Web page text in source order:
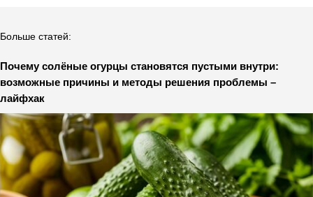
Больше статей:
Почему солёные огурцы становятся пустыми внутри:
возможные причины и методы решения проблемы –
лайфхак